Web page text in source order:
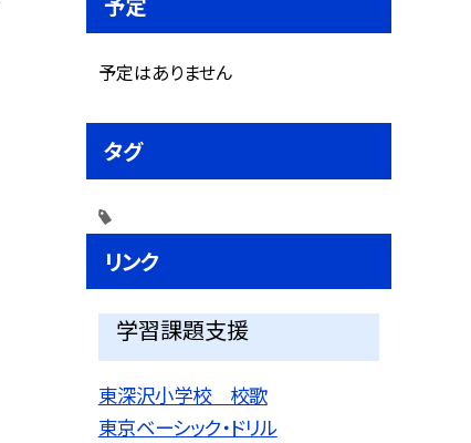
予定はありません
タグ
リンク
学習課題支援
東深沢小学校 校歌
東京ベーシック・ドリル